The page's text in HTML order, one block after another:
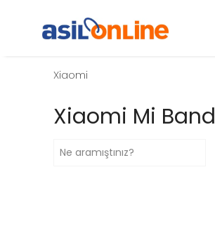
Xiaomi
Xiaomi Mi